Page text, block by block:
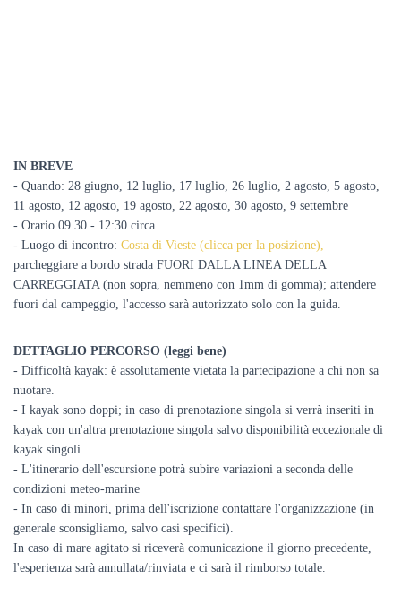
IN BREVE
- Quando: 28 giugno, 12 luglio, 17 luglio, 26 luglio, 2 agosto, 5 agosto,
11 agosto, 12 agosto, 19 agosto, 22 agosto, 30 agosto, 9 settembre
- Orario 09.30 - 12:30 circa
- Luogo di incontro: Costa di Vieste (clicca per la posizione),
parcheggiare a bordo strada FUORI DALLA LINEA DELLA
CARREGGIATA (non sopra, nemmeno con 1mm di gomma); attendere
fuori dal campeggio, l'accesso sarà autorizzato solo con la guida.
DETTAGLIO PERCORSO (leggi bene)
- Difficoltà kayak: è assolutamente vietata la partecipazione a chi non sa
nuotare.
- I kayak sono doppi; in caso di prenotazione singola si verrà inseriti in
kayak con un'altra prenotazione singola salvo disponibilità eccezionale di
kayak singoli
- L'itinerario dell'escursione potrà subire variazioni a seconda delle
condizioni meteo-marine
- In caso di minori, prima dell'iscrizione contattare l'organizzazione (in
generale sconsigliamo, salvo casi specifici).
In caso di mare agitato si riceverà comunicazione il giorno precedente,
l'esperienza sarà annullata/rinviata e ci sarà il rimborso totale.